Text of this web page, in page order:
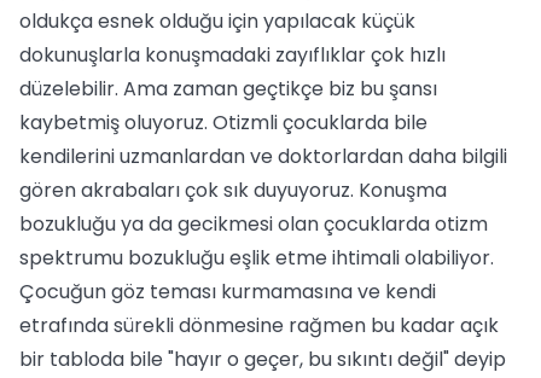
oldukça esnek olduğu için yapılacak küçük
dokunuşlarla konuşmadaki zayıflıklar çok hızlı
düzelebilir. Ama zaman geçtikçe biz bu şansı
kaybetmiş oluyoruz. Otizmli çocuklarda bile
kendilerini uzmanlardan ve doktorlardan daha bilgili
gören akrabaları çok sık duyuyoruz. Konuşma
bozukluğu ya da gecikmesi olan çocuklarda otizm
spektrumu bozukluğu eşlik etme ihtimali olabiliyor.
Çocuğun göz teması kurmamasına ve kendi
etrafında sürekli dönmesine rağmen bu kadar açık
bir tabloda bile "hayır o geçer, bu sıkıntı değil" deyip